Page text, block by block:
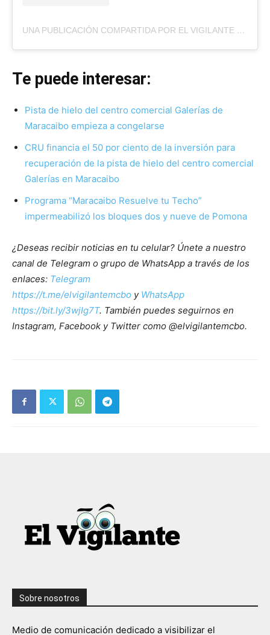
UNA PUBLICACIÓN COMPARTIDA POR EL VIGILANTE
Te puede interesar:
Pista de hielo del centro comercial Galerías de
Maracaibo empieza a congelarse
CRU financia el 50 por ciento de la inversión para
recuperación de la pista de hielo del centro comercial
Galerías en Maracaibo
Programa “Maracaibo Resuelve tu Techo”
impermeabilizó los bloques dos y nueve de Pomona
¿Deseas recibir noticias en tu celular? Únete a nuestro
canal de Telegram o grupo de WhatsApp a través de los
enlaces: Telegram
https://t.me/elvigilantemcbo y WhatsApp
https://bit.ly/3wjIg7T. También puedes seguirnos en
Instagram, Facebook y Twitter como @elvigilantemcbo.
Sobre nosotros
Medio de comunicación dedicado a visibilizar el